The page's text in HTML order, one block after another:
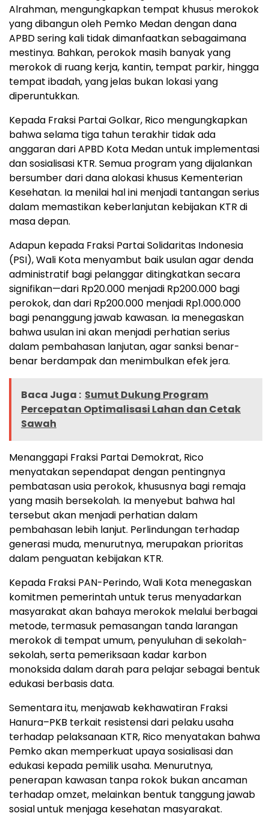
Alrahman, mengungkapkan tempat khusus merokok
yang dibangun oleh Pemko Medan dengan dana
APBD sering kali tidak dimanfaatkan sebagaimana
mestinya. Bahkan, perokok masih banyak yang
merokok di ruang kerja, kantin, tempat parkir, hingga
tempat ibadah, yang jelas bukan lokasi yang
diperuntukkan.
Kepada Fraksi Partai Golkar, Rico mengungkapkan
bahwa selama tiga tahun terakhir tidak ada
anggaran dari APBD Kota Medan untuk implementasi
dan sosialisasi KTR. Semua program yang dijalankan
bersumber dari dana alokasi khusus Kementerian
Kesehatan. Ia menilai hal ini menjadi tantangan serius
dalam memastikan keberlanjutan kebijakan KTR di
masa depan.
Adapun kepada Fraksi Partai Solidaritas Indonesia
(PSI), Wali Kota menyambut baik usulan agar denda
administratif bagi pelanggar ditingkatkan secara
signifikan—dari Rp20.000 menjadi Rp200.000 bagi
perokok, dan dari Rp200.000 menjadi Rp1.000.000
bagi penanggung jawab kawasan. Ia menegaskan
bahwa usulan ini akan menjadi perhatian serius
dalam pembahasan lanjutan, agar sanksi benar-
benar berdampak dan menimbulkan efek jera.
Baca Juga : Sumut Dukung Program
Percepatan Optimalisasi Lahan dan Cetak
Sawah
Menanggapi Fraksi Partai Demokrat, Rico
menyatakan sependapat dengan pentingnya
pembatasan usia perokok, khususnya bagi remaja
yang masih bersekolah. Ia menyebut bahwa hal
tersebut akan menjadi perhatian dalam
pembahasan lebih lanjut. Perlindungan terhadap
generasi muda, menurutnya, merupakan prioritas
dalam penguatan kebijakan KTR.
Kepada Fraksi PAN-Perindo, Wali Kota menegaskan
komitmen pemerintah untuk terus menyadarkan
masyarakat akan bahaya merokok melalui berbagai
metode, termasuk pemasangan tanda larangan
merokok di tempat umum, penyuluhan di sekolah-
sekolah, serta pemeriksaan kadar karbon
monoksida dalam darah para pelajar sebagai bentuk
edukasi berbasis data.
Sementara itu, menjawab kekhawatiran Fraksi
Hanura–PKB terkait resistensi dari pelaku usaha
terhadap pelaksanaan KTR, Rico menyatakan bahwa
Pemko akan memperkuat upaya sosialisasi dan
edukasi kepada pemilik usaha. Menurutnya,
penerapan kawasan tanpa rokok bukan ancaman
terhadap omzet, melainkan bentuk tanggung jawab
sosial untuk menjaga kesehatan masyarakat.